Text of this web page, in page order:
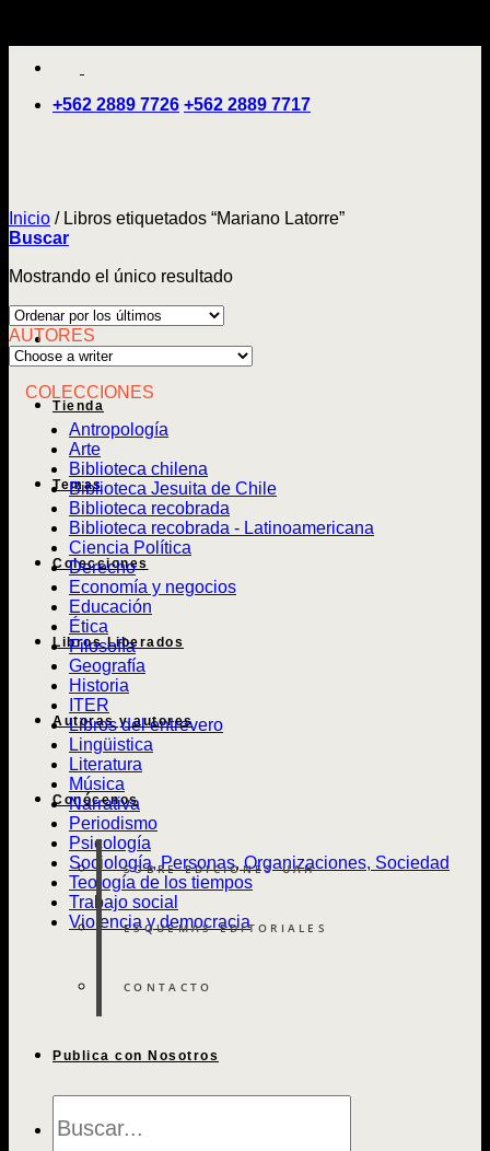
+562 2889 7726 +562 2889 7717
Tienda
Temas
Colecciones
Libros Liberados
Autoras y autores
Conócenos
SOBRE EDICIONES UAH
ESQUEMAS EDITORIALES
CONTACTO
Publica con Nosotros
de
Inicio /Libros etiquetados “Mariano Latorre”
Buscar
Mostrando el único resultado
AUTORES
COLECCIONES
Antropología
Arte
Biblioteca chilena
Biblioteca Jesuita de Chile
Biblioteca recobrada
Biblioteca recobrada - Latinoamericana
Ciencia Política
Derecho
Economía y negocios
Educación
Ética
Filosofía
Geografía
Historia
ITER
Libros del entrevero
Lingüistica
Literatura
Música
Narrativa
Periodismo
Psicología
Sociología, Personas, Organizaciones, Sociedad
Teología de los tiempos
Trabajo social
Violencia y democracia